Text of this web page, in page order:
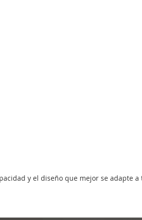
y el diseño que mejor se adapte a